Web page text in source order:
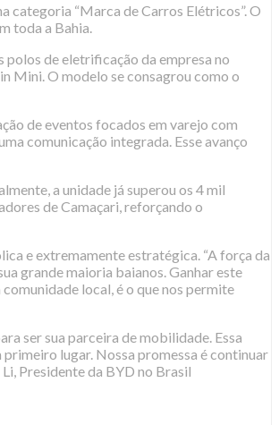
categoria “Marca de Carros Elétricos”. O
toda a Bahia.
polos de eletrificação da empresa no
Mini. O modelo se consagrou como o
de eventos focados em varejo com
comunicação integrada. Esse avanço
a unidade já superou os 4 mil
de Camaçari, reforçando o
e extremamente estratégica. “A força da
grande maioria baianos. Ganhar este
local, é o que nos permite
ser sua parceira de mobilidade. Essa
lugar. Nossa promessa é continuar
Presidente da BYD no Brasil